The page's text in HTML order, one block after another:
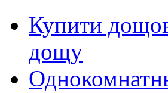
Купити
дощу